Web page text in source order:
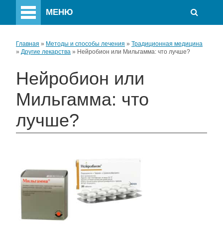
МЕНЮ
Главная » Методы и способы лечения » Традиционная медицина
» Другие лекарства » Нейробион или Мильгамма: что лучше?
Нейробион или
Мильгамма: что
лучше?